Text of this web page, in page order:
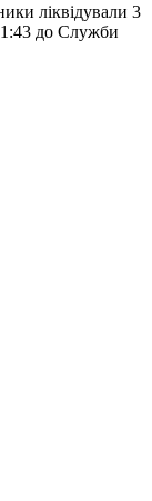
ліквідували 3
до Служби